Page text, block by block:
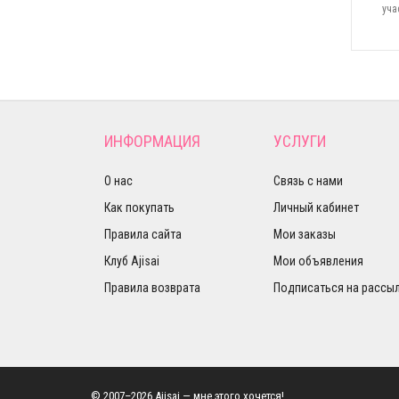
ИНФОРМАЦИЯ
О нас
Как покупать
Правила сайта
Клуб Ajisai
Правила возврата
УСЛУГИ
Связь с нами
Личный кабинет
Мои заказы
Мои объявления
Подписаться на
© 2007–2026 Ajisai — мне этого хочется!